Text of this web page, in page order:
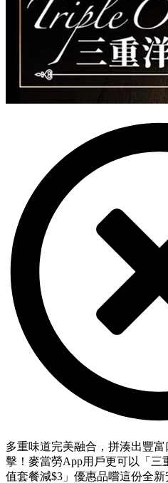
多重味道完美融合，拼湊出豐富
擊！麥當勞App用戶更可以「三
值套餐減$3」優惠品嚐這份全新